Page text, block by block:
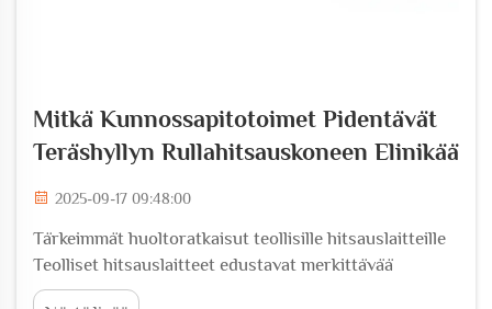
Mitkä Kunnossapitotoimet Pidentävät
Teräshyllyn Rullahitsauskoneen Elinikää
2025-09-17 09:48:00
Tärkeimmät huoltoratkaisut teollisille hitsauslaitteille
Teolliset hitsauslaitteet edustavat merkittävää
sijoitusta valmistavissa yrityksissä, ja asianmukainen